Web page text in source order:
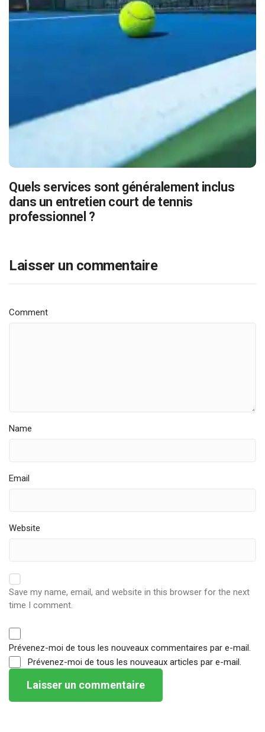
Quels services sont généralement inclus
dans un entretien court de tennis
professionnel ?
Laisser un commentaire
Comment
Name
Email
Website
Save my name, email, and website in this browser for the next
time I comment.
Prévenez-moi de tous les nouveaux commentaires par e-mail.
Prévenez-moi de tous les nouveaux articles par e-mail.